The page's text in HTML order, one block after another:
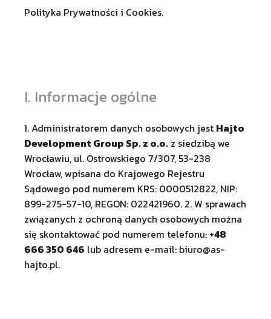
Polityka Prywatności i Cookies.
I. Informacje ogólne
1. Administratorem danych osobowych jest Hajto
Development Group Sp. z o.o. z siedzibą we
Wrocławiu, ul. Ostrowskiego 7/307, 53-238
Wrocław, wpisana do Krajowego Rejestru
Sądowego pod numerem KRS: 0000512822, NIP:
899-275-57-10, REGON: 022421960. 2. W sprawach
związanych z ochroną danych osobowych można
się skontaktować pod numerem telefonu: +48
666 350 646 lub adresem e-mail: biuro@as-
hajto.pl.